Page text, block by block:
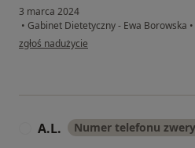
3 marca 2024
• Gabinet Dietetyczny - Ewa Borowska •
w opinii użytkownika Zdzisława Cichosz
zgłoś nadużycie
A.L. Numer telefonu